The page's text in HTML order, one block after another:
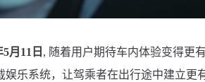
月11日 , 随着用户期待车内体验变得更
娱乐系统，让驾乘者在出行途中建立更